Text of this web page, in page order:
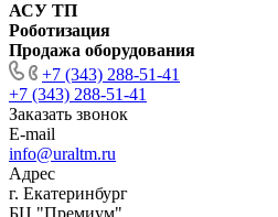
АСУ ТП
Роботизация
Продажа оборудования
+7 (343) 288-51-41
+7 (343) 288-51-41
Заказать звонок
E-mail
info@uraltm.ru
Адрес
г. Екатеринбург
БЦ "Премиум"